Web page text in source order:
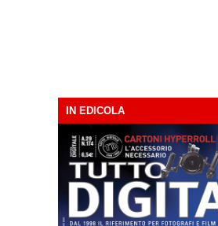
IN EDICOLA